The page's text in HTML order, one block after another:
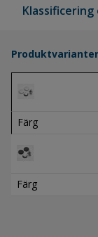
Produktvarianter
Färg
Färg